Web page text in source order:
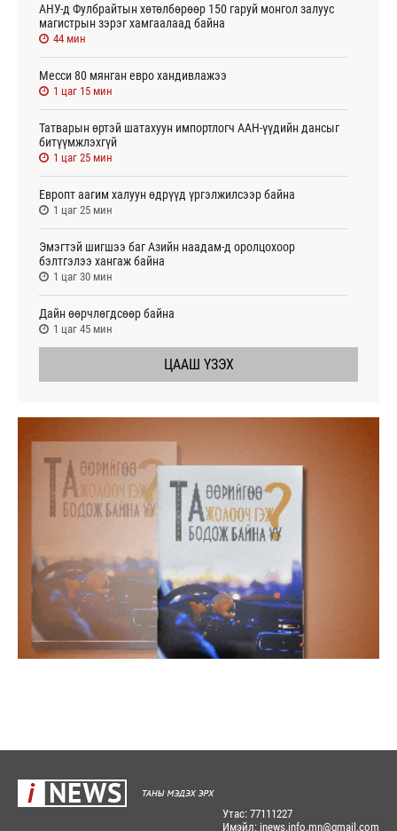
АНУ-д Фулбрайтын хөтөлбөрөөр 150 гаруй монгол залуус
магистрын зэрэг хамгаалаад байна
44 мин
Месси 80 мянган евро хандивлажээ
1 цаг 15 мин
Татварын өртэй шатахуун импортлогч ААН-үүдийн дансыг
битүүмжлэхгүй
1 цаг 25 мин
Европт аагим халуун өдрүүд үргэлжилсээр байна
1 цаг 25 мин
Эмэгтэй шигшээ баг Азийн наадам-д оролцохоор
бэлтгэлээ хангаж байна
1 цаг 30 мин
Дайн өөрчлөгдсөөр байна
1 цаг 45 мин
ЦААШ ҮЗЭХ
Утас: 77111227
Имэйл: inews.info.mn@gmail.com